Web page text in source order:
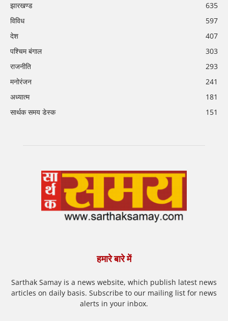
झारखण्ड
635
विविध
597
देश
407
पश्चिम बंगाल
303
राजनीति
293
मनोरंजन
241
अध्यात्म
181
सार्थक समय डेस्क
151
हमारे बारे में
Sarthak Samay is a news website, which publish latest news
articles on daily basis. Subscribe to our mailing list for news
alerts in your inbox.